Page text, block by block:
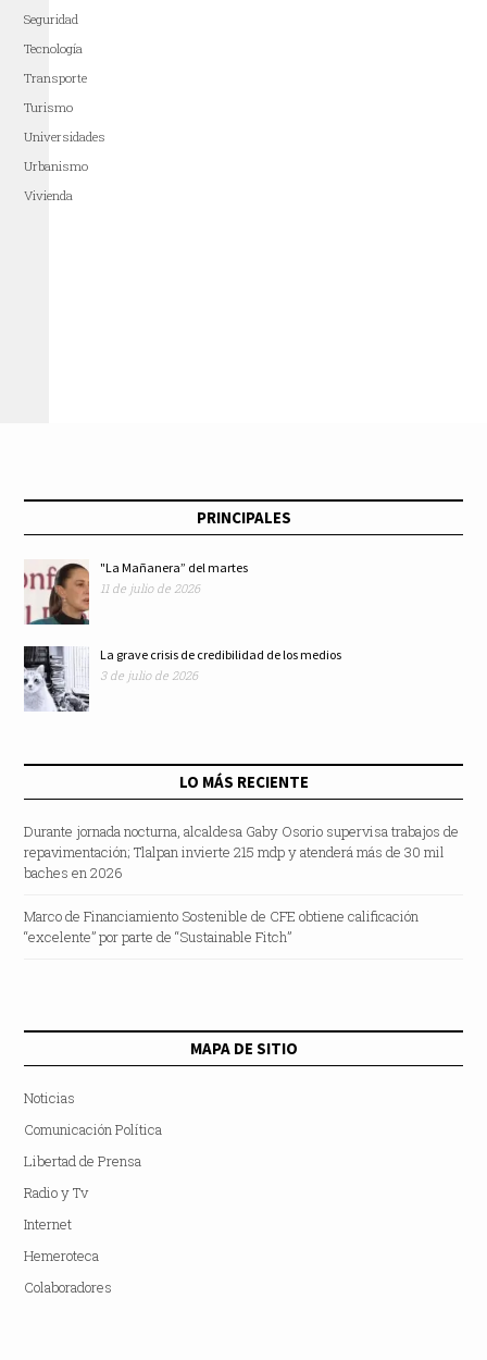
Seguridad
Tecnología
Transporte
Turismo
Universidades
Urbanismo
Vivienda
PRINCIPALES
"La Mañanera” del martes
11 de julio de 2026
La grave crisis de credibilidad de los medios
3 de julio de 2026
LO MÁS RECIENTE
Durante jornada nocturna, alcaldesa Gaby Osorio supervisa trabajos de
repavimentación; Tlalpan invierte 215 mdp y atenderá más de 30 mil
baches en 2026
Marco de Financiamiento Sostenible de CFE obtiene calificación
“excelente” por parte de “Sustainable Fitch”
MAPA DE SITIO
Noticias
Comunicación Política
Libertad de Prensa
Radio y Tv
Internet
Hemeroteca
Colaboradores